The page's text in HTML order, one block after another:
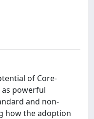
of Core-
as powerful
and non-
how the adoption